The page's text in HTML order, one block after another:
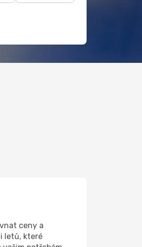
ceny a
letů, které